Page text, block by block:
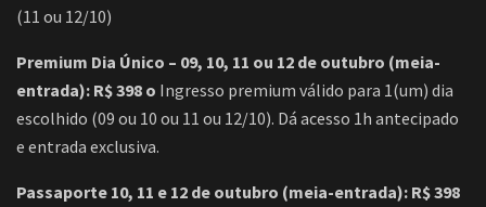
(11 ou 12/10)
Premium Dia Único – 09, 10, 11 ou 12 de outubro (meia-
entrada): R$ 398 o Ingresso premium válido para 1(um) dia
escolhido (09 ou 10 ou 11 ou 12/10). Dá acesso 1h antecipado
e entrada exclusiva.
Passaporte 10, 11 e 12 de outubro (meia-entrada): R$ 398